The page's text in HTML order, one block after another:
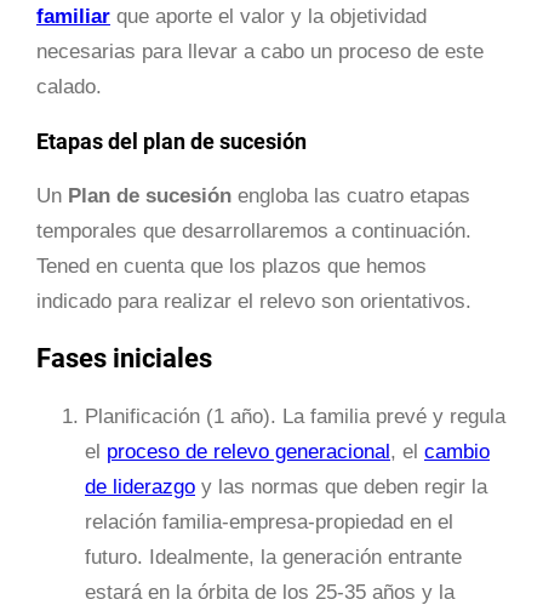
familiar que aporte el valor y la objetividad
necesarias para llevar a cabo un proceso de este
calado.
Etapas del plan de sucesión
Un Plan de sucesión engloba las cuatro etapas
temporales que desarrollaremos a continuación.
Tened en cuenta que los plazos que hemos
indicado para realizar el relevo son orientativos.
Fases iniciales
Planificación (1 año). La familia prevé y regula
el proceso de relevo generacional, el cambio
de liderazgo y las normas que deben regir la
relación familia-empresa-propiedad en el
futuro. Idealmente, la generación entrante
estará en la órbita de los 25-35 años y la